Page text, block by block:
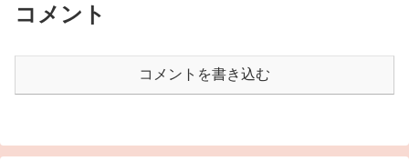
コメント
コメントを書き込む